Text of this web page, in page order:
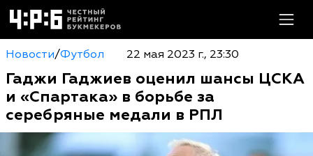
Новости/Футбол 22 мая 2023 г., 23:30
Гаджи Гаджиев оценил шансы ЦСКА
и «Спартака» в борьбе за
серебряные медали в РПЛ